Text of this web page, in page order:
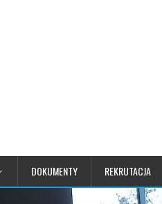
DOKUMENTY REKRUTACJA